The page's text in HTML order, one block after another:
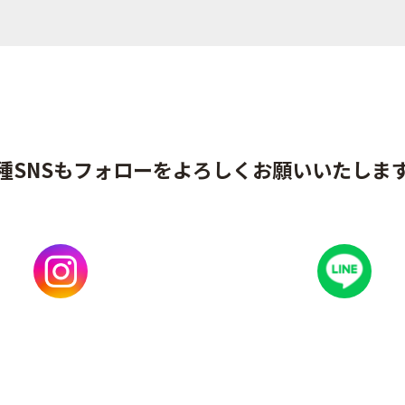
SNSもフォローをよろしくお願いいたしま